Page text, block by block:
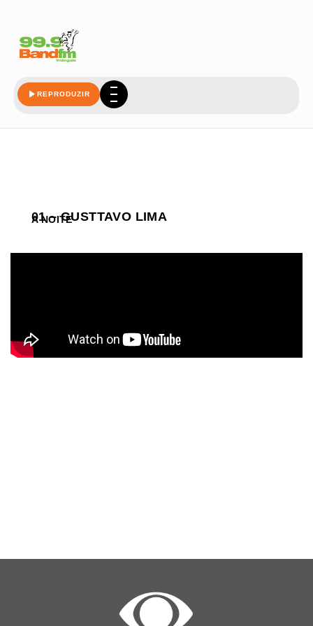
REPRODUZIR
01 – GUSTTAVO LIMA
A NOITE